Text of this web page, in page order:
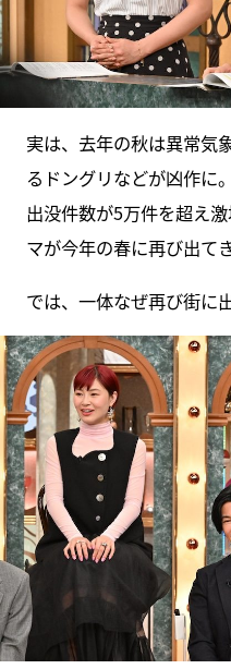
実は、去年の秋は異常気
るドングリなどが凶作に
出没件数が5万件を超え
マが今年の春に再び出て
では、一体なぜ再び街に